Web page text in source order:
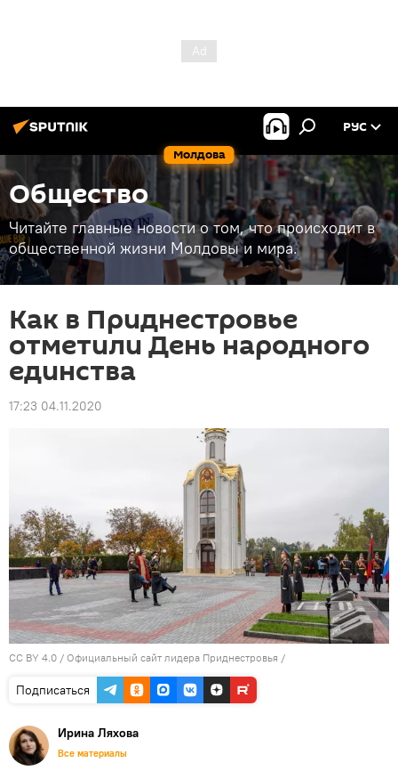
Молдова
РУС
Общество
Читайте главные новости о том, что происходит в
общественной жизни Молдовы и мира.
Как в Приднестровье
отметили День народного
единства
17:23 04.11.2020
CC BY 4.0 / Официальный сайт лидера Приднестровья /
Подписаться
Ирина Ляхова
Все материалы